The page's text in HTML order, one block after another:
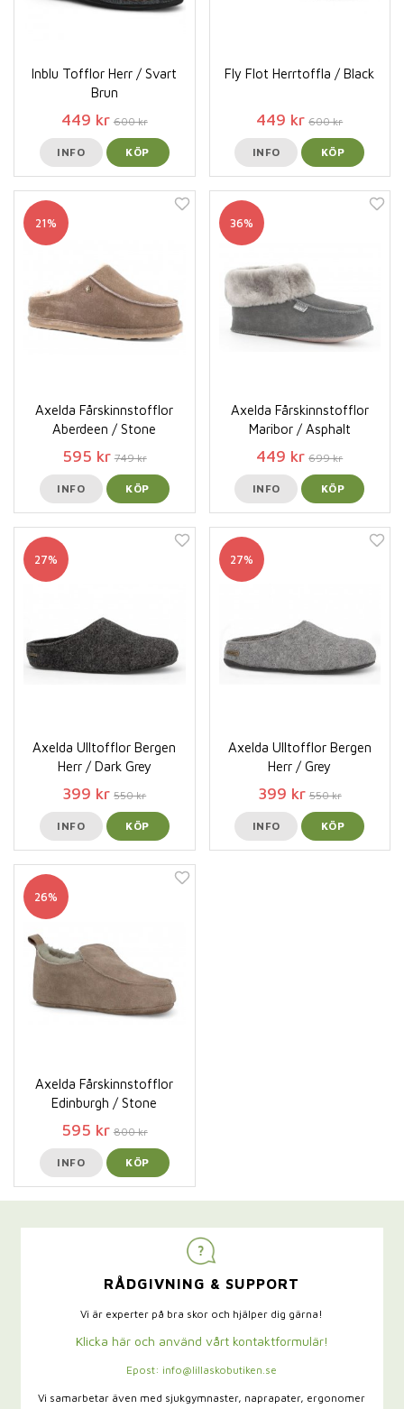
Inblu Tofflor Herr / Svart
Brun
449 kr 600 kr
INFO KÖP
Fly Flot Herrtoffla / Black
449 kr 600 kr
INFO KÖP
21%
Axelda Fårskinnstofflor
Aberdeen / Stone
595 kr 749 kr
INFO KÖP
36%
Axelda Fårskinnstofflor
Maribor / Asphalt
449 kr 699 kr
INFO KÖP
27%
Axelda Ulltofflor Bergen
Herr / Dark Grey
399 kr 550 kr
INFO KÖP
27%
Axelda Ulltofflor Bergen
Herr / Grey
399 kr 550 kr
INFO KÖP
26%
Axelda Fårskinnstofflor
Edinburgh / Stone
595 kr 800 kr
INFO KÖP
RÅDGIVNING & SUPPORT
Vi är experter på bra skor och hjälper dig gärna!
Klicka här och använd vårt kontaktformulär!
Epost: info@lillaskobutiken.se
Vi samarbetar även med sjukgymnaster, naprapater, ergonomer